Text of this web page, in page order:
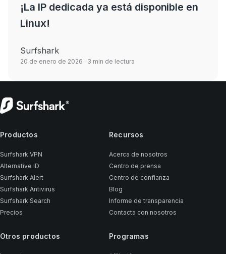
¡La IP dedicada ya está disponible en
Linux!
Surfshark
20 de enero de 2026 · 3 min de lectura
Productos
Surfshark VPN
Alternative ID
Surfshark Alert
Surfshark Antivirus
Surfshark Search
Precios
Otros productos
Recursos
Acerca de nosotros
Centro de prensa
Centro de confianza
Blog
Informe de transparencia
Contacta con nosotros
Programas